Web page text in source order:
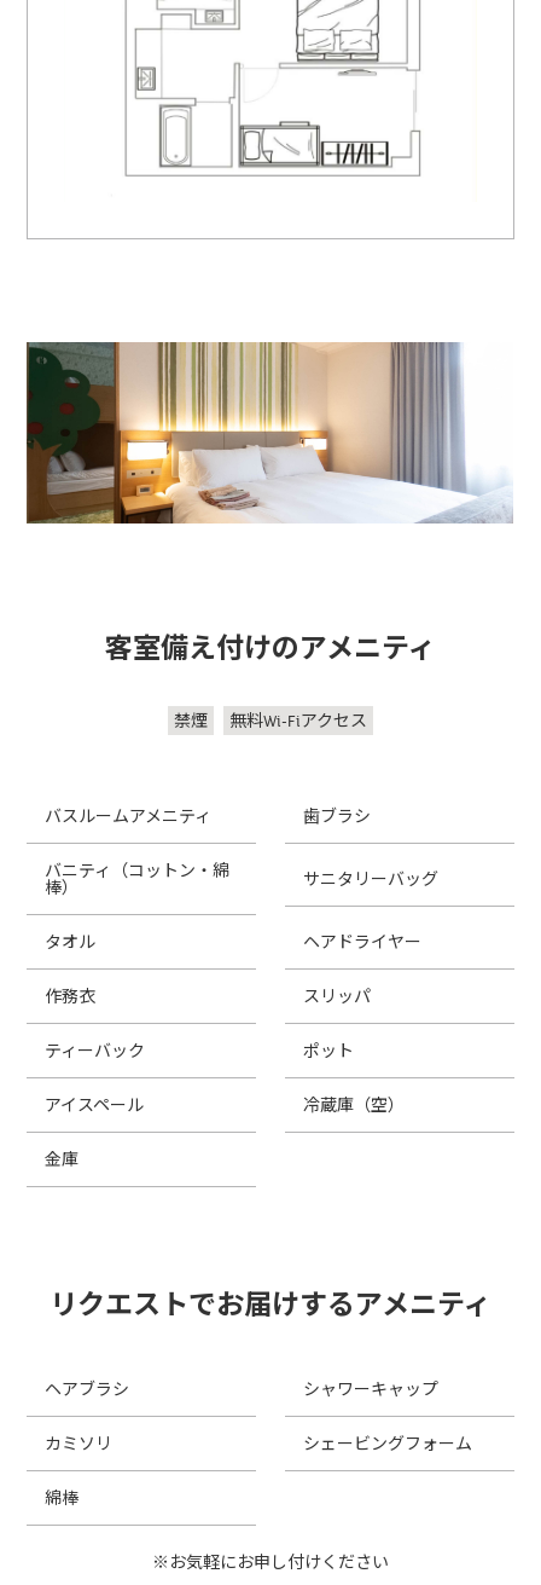
客室備え付けのアメニティ
禁煙 無料Wi-Fiアクセス
バスルームアメニティ 歯ブラシ
バニティ（コットン・綿
棒） サニタリーバッグ
タオル ヘアドライヤー
作務衣 スリッパ
ティーバック ポット
アイスペール 冷蔵庫（空）
金庫
リクエストでお届けするアメニティ
ヘアブラシ シャワーキャップ
カミソリ シェービングフォーム
綿棒
※お気軽にお申し付けください